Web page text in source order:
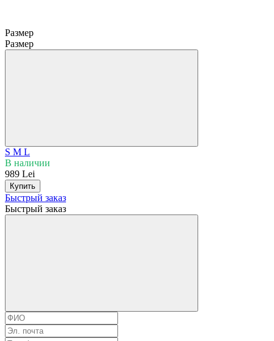
Размер
Размер
S M L
В наличии
989 Lei
Купить
Быстрый заказ
Быстрый заказ